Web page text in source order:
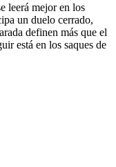
leerá mejor en los
un duelo cerrado,
definen más que el
está en los saques de